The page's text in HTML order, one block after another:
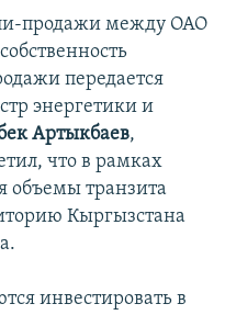
продажи между ОАО
передается
энергетики и
Артыкбаев,
что в рамках
объемы транзита
Кыргызстана
инвестировать в